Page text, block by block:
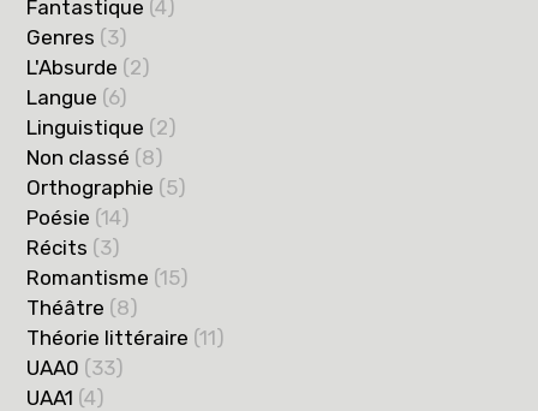
Fantastique (4)
Genres (3)
L'Absurde (2)
Langue (6)
Linguistique (2)
Non classé (8)
Orthographie (5)
Poésie (14)
Récits (3)
Romantisme (15)
Théâtre (8)
Théorie littéraire (11)
UAA0 (33)
UAA1 (4)